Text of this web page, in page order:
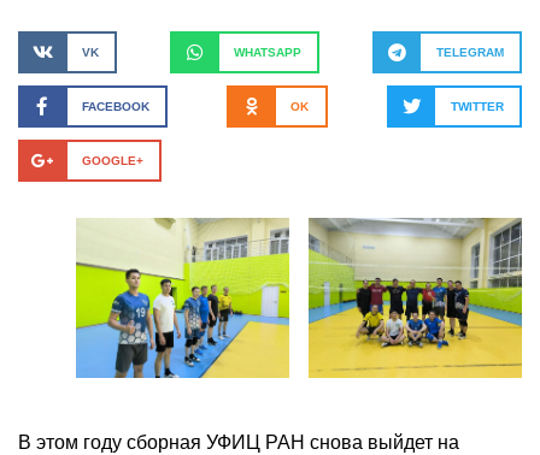
VK WHATSAPP TELEGRAM
FACEBOOK OK TWITTER
GOOGLE+
В этом году сборная УФИЦ РАН снова выйдет на